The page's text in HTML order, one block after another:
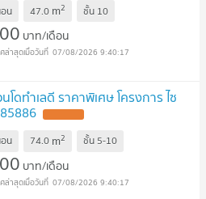
น 47.0 m2 ชั้น 10
บาท/เดือน
07/08/2026 9:40:17
ดทำเลดี ราคาพิเศษ โครงการ ไซ
น 74.0 m2 ชั้น 5-10
บาท/เดือน
07/08/2026 9:40:17